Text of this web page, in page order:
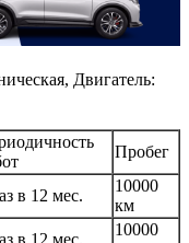
Двигатель:
Пробег
в 12 мес.
10000
км
в 12 мес.
10000